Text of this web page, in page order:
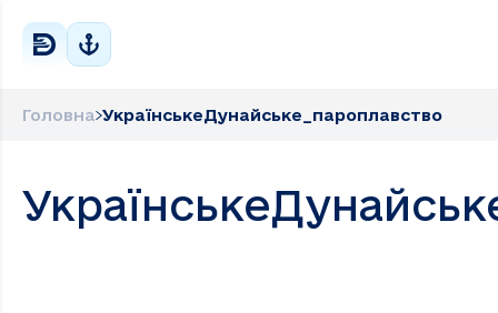
Головна УкраїнськеДунайське_пароплавство